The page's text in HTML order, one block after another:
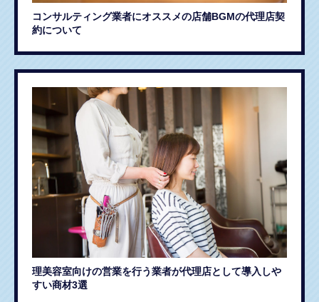
コンサルティング業者にオススメの店舗BGMの代理店契
約について
理美容室向けの営業を行う業者が代理店として導入しや
すい商材3選